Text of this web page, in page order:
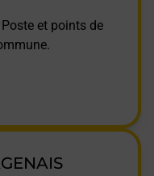
et points de